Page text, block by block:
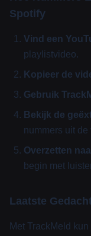
Spotify
Vind een
playlistvideo.
Kopieer de
Gebruik
Bekijk de
nummers uit
Overzetten
begin met
Laatste
Met TrackMeld